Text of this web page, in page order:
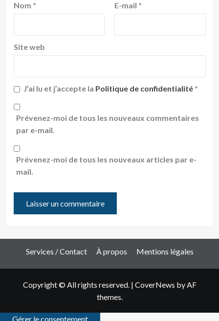
Nom * E-mail *
Site web
J’ai lu et j’accepte la Politique de confidentialité *
Prévenez-moi de tous les nouveaux commentaires
par e-mail.
Prévenez-moi de tous les nouveaux articles par e-
mail.
Services / Contact À propos Mentions légales
Copyright © All rights reserved. | CoverNews by AF
themes.
Gérer le consentement